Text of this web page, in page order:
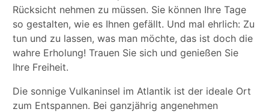
Rücksicht nehmen zu müssen. Sie können Ihre Tage
so gestalten, wie es Ihnen gefällt. Und mal ehrlich: Zu
tun und zu lassen, was man möchte, das ist doch die
wahre Erholung! Trauen Sie sich und genießen Sie
Ihre Freiheit.
Die sonnige Vulkaninsel im Atlantik ist der ideale Ort
zum Entspannen. Bei ganzjährig angenehmen